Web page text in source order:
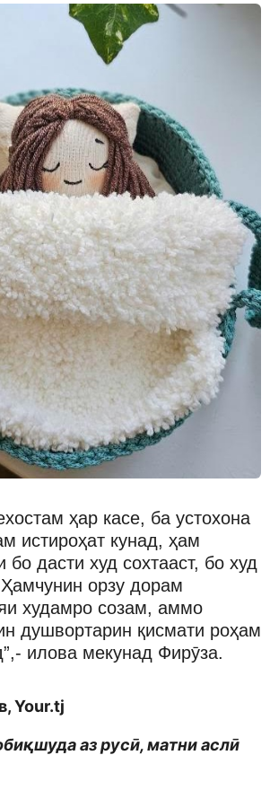
ҳар касе, ба устохона
истироҳат кунад, ҳам
бо дасти худ сохтааст, бо худ
орзу дорам
худамро созам, аммо
душвортарин қисмати роҳам
илова мекунад Фирӯза.
Your.tj
аз русӣ, матни аслӣ